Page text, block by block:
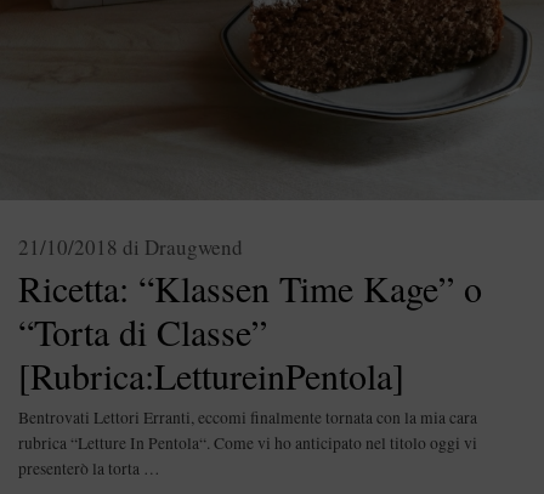
Ricetta: “Klassen Time Kage” o
“Torta di Classe”
[Rubrica:LettureinPentola]
21/10/2018 di Draugwend
Bentrovati Lettori Erranti, eccomi finalmente tornata con la mia cara
rubrica “Letture In Pentola“. Come vi ho anticipato nel titolo oggi vi
presenterò la torta …